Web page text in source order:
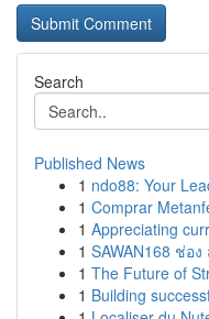
Search
Published News
1 ndo88: Your
1 Comprar
1 Appreciating
1 SAWAN168 ช่อ
1 The Future of
1 Building